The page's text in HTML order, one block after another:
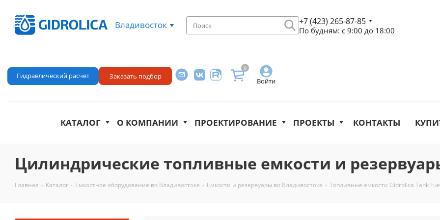
Владивосток +7 (423) 265-87-85
По будням: с 9:00 до 18:00
Войти
0
Гидравлический расчет Заказать подбор
КАТАЛОГ О КОМПАНИИ ПРОЕКТИРОВАНИЕ ПРОЕКТЫ КОНТАКТЫ
Цилиндрические топливные емкости и
Главная - Каталог - Емкостное оборудование во Владивостоке - Емкости и резервуары во Владивостоке - Топливные емкости Gidrolica Tank